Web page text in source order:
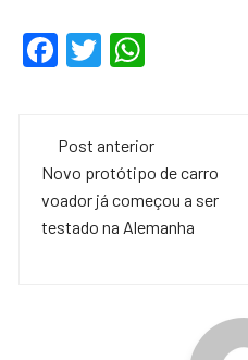
F
e
b
o
T
er s
A
p
Navegação
de
post
Post anterior
Novo protótipo de carro
voador já começou a ser
testado na Alemanha